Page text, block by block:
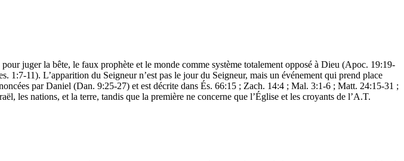
juger la bête, le faux prophète et le monde comme système totalement opposé à Dieu (Apoc. 19:19-
1:7-11). L’apparition du Seigneur n’est pas le jour du Seigneur, mais un événement qui prend place
par Daniel (Dan. 9:25-27) et est décrite dans És. 66:15 ; Zach. 14:4 ; Mal. 3:1-6 ; Matt. 24:15-31 ;
les nations, et la terre, tandis que la première ne concerne que l’Église et les croyants de l’A.T.